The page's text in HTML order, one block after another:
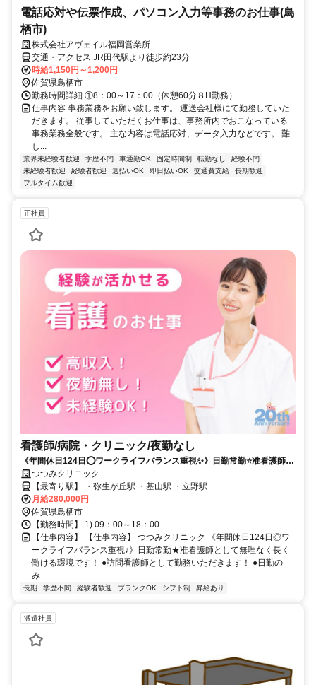
電話応対や伝票作成、パソコン入力等事務のお仕事(鳥
栖市)
株式会社アヴェイル福岡営業所
交通・アクセス JR田代駅より徒歩約23分
時給1,150円～1,200円
佐賀県鳥栖市
勤務時間詳細 ①8：00～17：00（休憩60分８H勤務）
仕事内容 事務業務をお願い致します。 運送会社様にて勤務していた
だきます。 従事していただくお仕事は、事務所内でおこなっている
事務業務全般です。 主な内容は電話応対、データ入力などです。 難
し...
業界未経験者歓迎 学歴不問 車通勤OK 固定時間制 転勤なし
経験不問
未経験者歓迎
経験者歓迎 週払いOK 即日払いOK 交通費支給
長期歓迎
フルタイム歓迎
正社員
看護師/病院・クリニック/夜勤なし
《年間休日124日⭕ワークライフバランス重視✨》日勤常勤⭐准看護師と
して無理なく長く働ける環境です❗️
つつみクリニック
【最寄り駅】 ・弥生が丘駅 ・基山駅 ・立野駅
月給280,000円
佐賀県鳥栖市
【勤務時間】 1) 09：00～18：00
【仕事内容】 【仕事内容】 つつみクリニック 《年間休日124日◎ワ
ークライフバランス重視♪》日勤常勤★准看護師として無理なく長く
働ける環境です！ ●訪問看護師として勤務いただきます！ ●日勤の
み...
長期 学歴不問 経験者歓迎 ブランクOK シフト制 昇給あり
派遣社員